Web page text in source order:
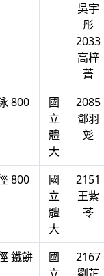
吳宇
彤
2033
高梓
菁
800
國
立
體
大
2085
鄧羽
彣
800
國
立
體
大
2151
王紫
苓
鐵餅
國
2167